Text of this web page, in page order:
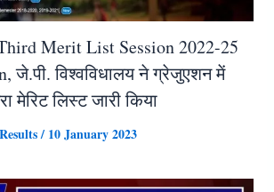
Merit List Session 2022-25
जे.पी. विश्वविधालय ने ग्रेजुएशन में
मेरिट लिस्ट जारी किया
Results/ 10 January 2023